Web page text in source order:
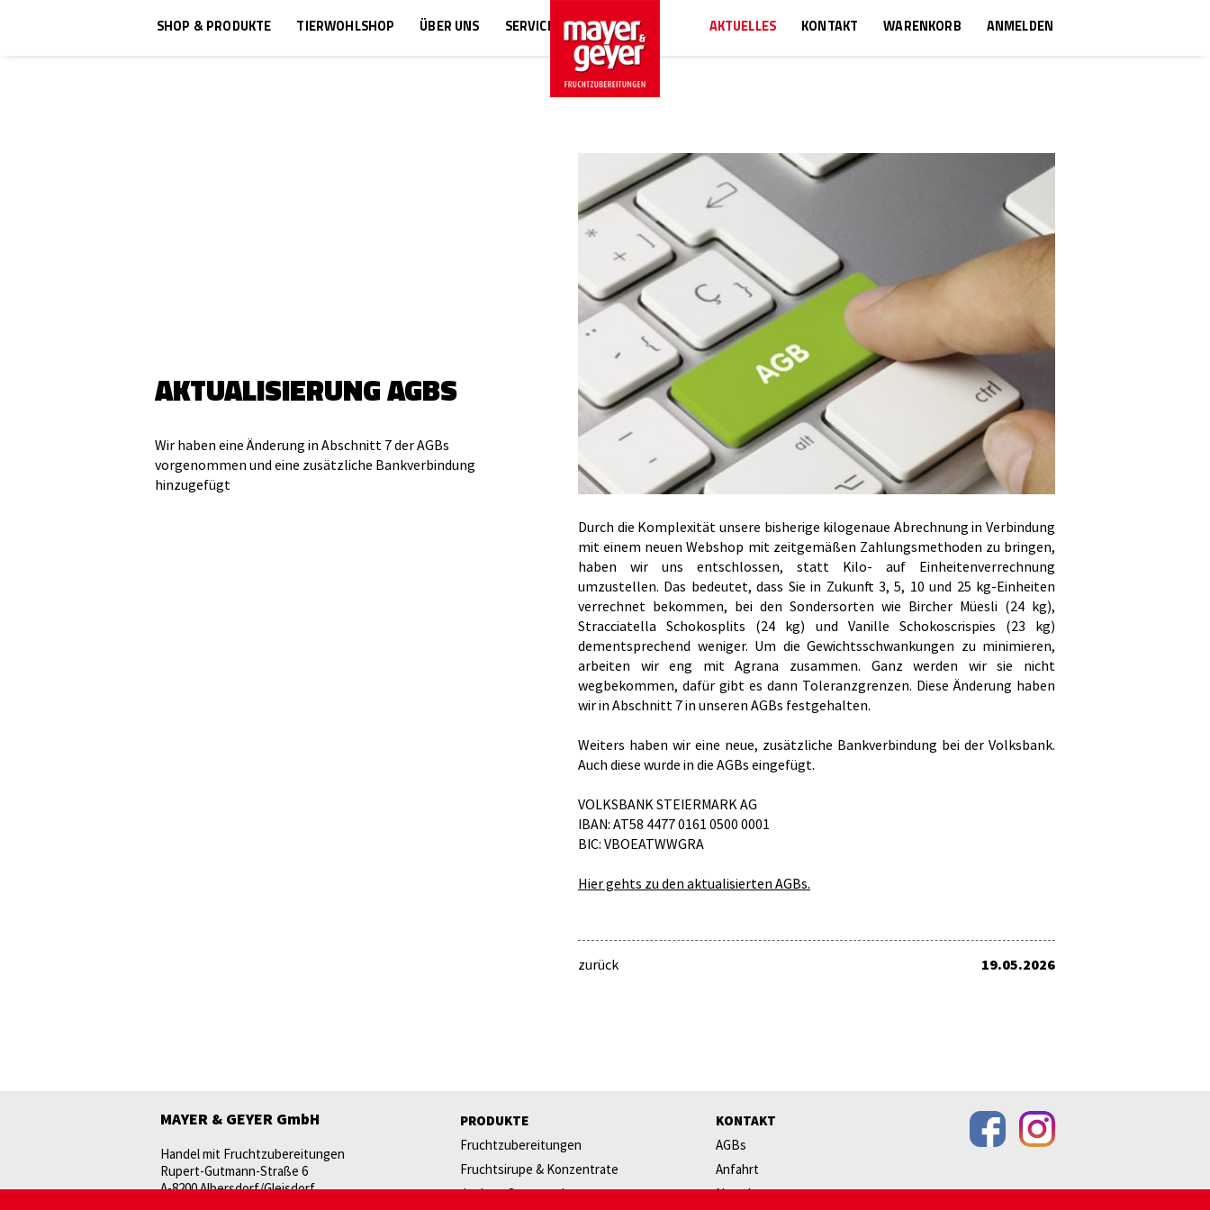
SHOP & PRODUKTE TIERWOHLSHOP ÜBER UNS SERVICE AKTUELLES KONTAKT WARENKORB ANMELDEN
AKTUALISIERUNG AGBS
Wir haben eine Änderung in Abschnitt 7 der AGBs
vorgenommen und eine zusätzliche Bankverbindung
hinzugefügt
Durch die Komplexität unsere bisherige kilogenaue Abrechnung in Verbindung
mit einem neuen Webshop mit zeitgemäßen Zahlungsmethoden zu bringen,
haben wir uns entschlossen, statt Kilo- auf Einheitenverrechnung
umzustellen. Das bedeutet, dass Sie in Zukunft 3, 5, 10 und 25 kg-Einheiten
verrechnet bekommen, bei den Sondersorten wie Bircher Müesli (24 kg),
Stracciatella Schokosplits (24 kg) und Vanille Schokoscrispies (23 kg)
dementsprechend weniger. Um die Gewichtsschwankungen zu minimieren,
arbeiten wir eng mit Agrana zusammen. Ganz werden wir sie nicht
wegbekommen, dafür gibt es dann Toleranzgrenzen. Diese Änderung haben
wir in Abschnitt 7 in unseren AGBs festgehalten.
Weiters haben wir eine neue, zusätzliche Bankverbindung bei der Volksbank.
Auch diese wurde in die AGBs eingefügt.
VOLKSBANK STEIERMARK AG
IBAN: AT58 4477 0161 0500 0001
BIC: VBOEATWWGRA
Hier gehts zu den aktualisierten AGBs.
zurück 19.05.2026
MAYER & GEYER GmbH
Handel mit Fruchtzubereitungen
Rupert-Gutmann-Straße 6
A-8200 Albersdorf/Gleisdorf
PRODUKTE
Fruchtzubereitungen
Fruchtsirupe & Konzentrate
Joghurt Starterpakete
KONTAKT
AGBs
Anfahrt
Newsletter